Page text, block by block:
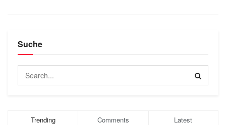
Suche
Trending Comments Latest